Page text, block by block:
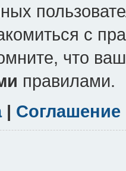
с
что
правилами.
|